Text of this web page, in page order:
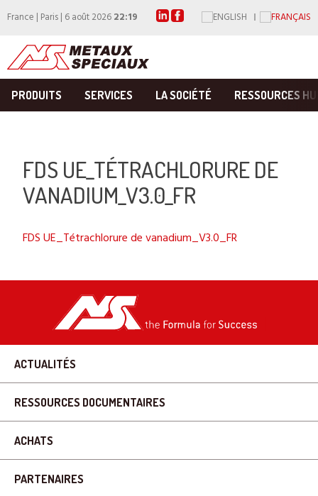
France | Paris | 6 août 202622:19
PRODUITS SERVICES LA SOCIÉTÉ RESSOURCES
FDS UE_TÉTRACHLORURE DE
VANADIUM_V3.0_FR
FDS UE_Tétrachlorure de vanadium_V3.0_FR
ACTUALITÉS
RESSOURCES DOCUMENTAIRES
ACHATS
PARTENAIRES